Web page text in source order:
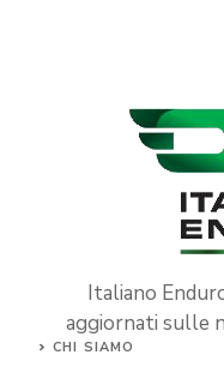
Italiano
aggiornati sulle
CHI SIAMO